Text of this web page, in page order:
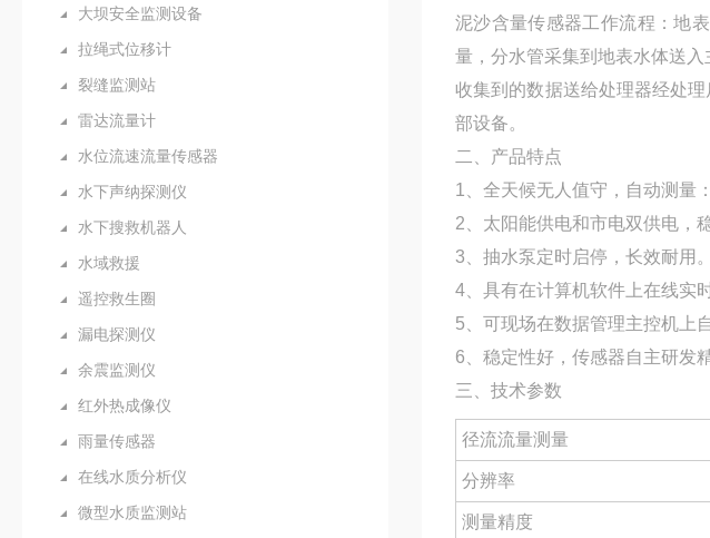
大坝安全监测设备
拉绳式位移计
裂缝监测站
雷达流量计
水位流速流量传感器
水下声纳探测仪
水下搜救机器人
水域救援
遥控救生圈
漏电探测仪
余震监测仪
红外热成像仪
雨量传感器
在线水质分析仪
微型水质监测站
泥沙含量传感器工作流程：地
量，分水管采集到地表水体送
收集到的数据送给处理器经处
部设备。
二、产品特点
1、全天候无人值守，自动测量
2、太阳能供电和市电双供电，
3、抽水泵定时启停，长效耐用。
4、具有在计算机软件上在线实
5、可现场在数据管理主控机上
6、稳定性好，传感器自主研发
三、技术参数
径流流量测量
分辨率
测量精度